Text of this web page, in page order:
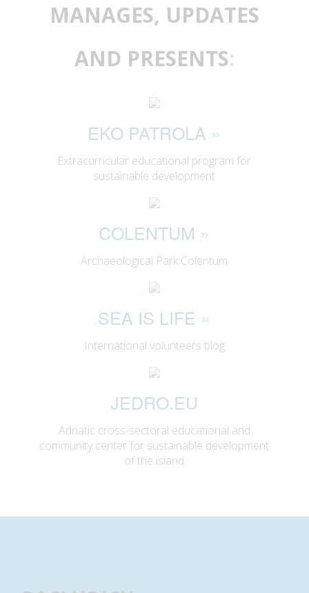
MANAGES, UPDATES
AND PRESENTS:
EKO PATROLA »
Extracurricular educational program for
sustainable development
COLENTUM »
Archaeological Park Colentum
SEA IS LIFE »
International volunteers blog
JEDRO.EU
Adriatic cross-sectoral educational and
community center for sustainable development
of the island